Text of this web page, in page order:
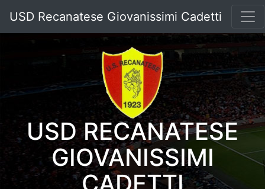
USD Recanatese Giovanissimi Cadetti
USD RECANATESE
GIOVANISSIMI